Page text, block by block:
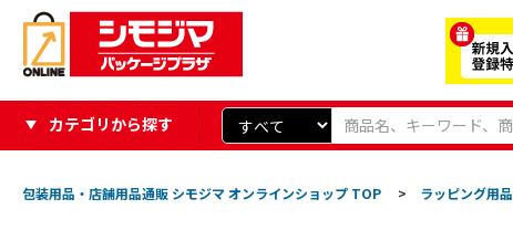
カテゴリから探す
包装用品・店舗用品通販 シモジマ オンラインショップ TOP > ラッピング用品